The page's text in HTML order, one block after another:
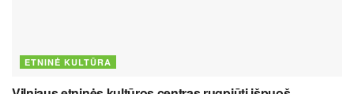
ETNINĖ KULTŪRA